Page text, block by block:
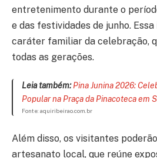
entretenimento durante o
e das festividades de junho.
caráter familiar da celebração,
todas as gerações.
Leia também: Pina Junina 2026:
Popular na Praça da Pinacoteca em
Fonte: aquiribeirao.com.br
Além disso, os visitantes
artesanato local, que reúne